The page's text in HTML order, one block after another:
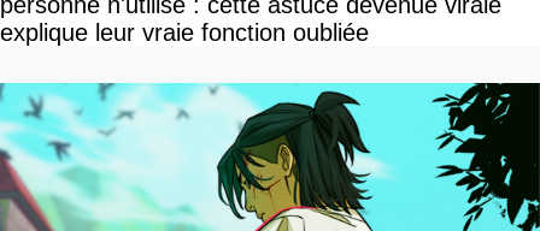
explique leur vraie fonction oubliée